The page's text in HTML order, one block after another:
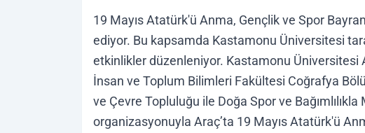
19 Mayıs Atatürk'ü Anma, Gençlik ve Spor
ediyor. Bu kapsamda Kastamonu Üniversitesi
etkinlikler düzenleniyor. Kastamonu Üniversitesi
İnsan ve Toplum Bilimleri Fakültesi Coğrafya
ve Çevre Topluluğu ile Doğa Spor ve
organizasyonuyla Araç’ta 19 Mayıs Atatürk'ü